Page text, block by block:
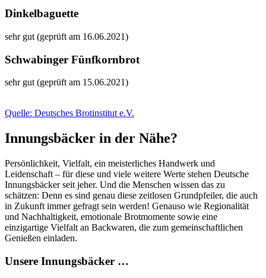
Dinkelbaguette
sehr gut (geprüft am 16.06.2021)
Schwabinger Fünfkornbrot
sehr gut (geprüft am 15.06.2021)
Quelle: Deutsches Brotinstitut e.V.
Innungsbäcker in der Nähe?
Persönlichkeit, Vielfalt, ein meisterliches Handwerk und
Leidenschaft – für diese und viele weitere Werte stehen Deutsche
Innungsbäcker seit jeher. Und die Menschen wissen das zu
schätzen: Denn es sind genau diese zeitlosen Grundpfeiler, die auch
in Zukunft immer gefragt sein werden! Genauso wie Regionalität
und Nachhaltigkeit, emotionale Brotmomente sowie eine
einzigartige Vielfalt an Backwaren, die zum gemeinschaftlichen
Genießen einladen.
Unsere Innungsbäcker …